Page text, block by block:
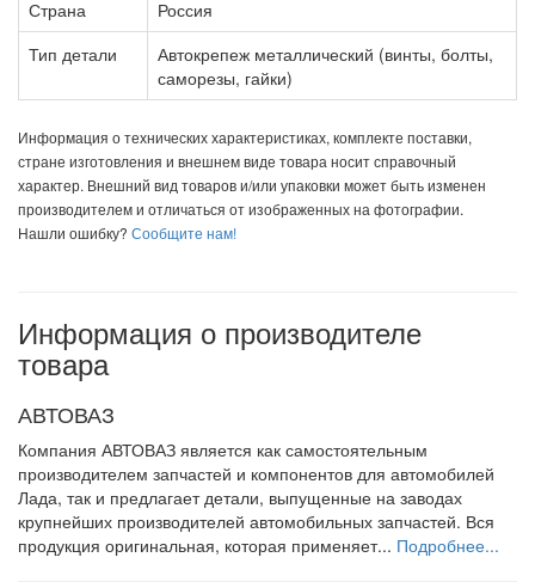
Страна
Россия
Тип детали
Автокрепеж металлический (винты, болты,
саморезы, гайки)
Информация о технических характеристиках, комплекте поставки,
стране изготовления и внешнем виде товара носит справочный
характер. Внешний вид товаров и/или упаковки может быть изменен
производителем и отличаться от изображенных на фотографии.
Нашли ошибку? Сообщите нам!
Информация о производителе
товара
АВТОВАЗ
Компания АВТОВАЗ является как самостоятельным
производителем запчастей и компонентов для автомобилей
Лада, так и предлагает детали, выпущенные на заводах
крупнейших производителей автомобильных запчастей. Вся
продукция оригинальная, которая применяет... Подробнее...